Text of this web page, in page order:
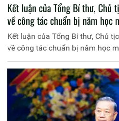
Kết luận của Tổng Bí thư,
về công tác chuẩn bị năm học
Kết luận của Tổng Bí thư, Chủ
về công tác chuẩn bị năm học